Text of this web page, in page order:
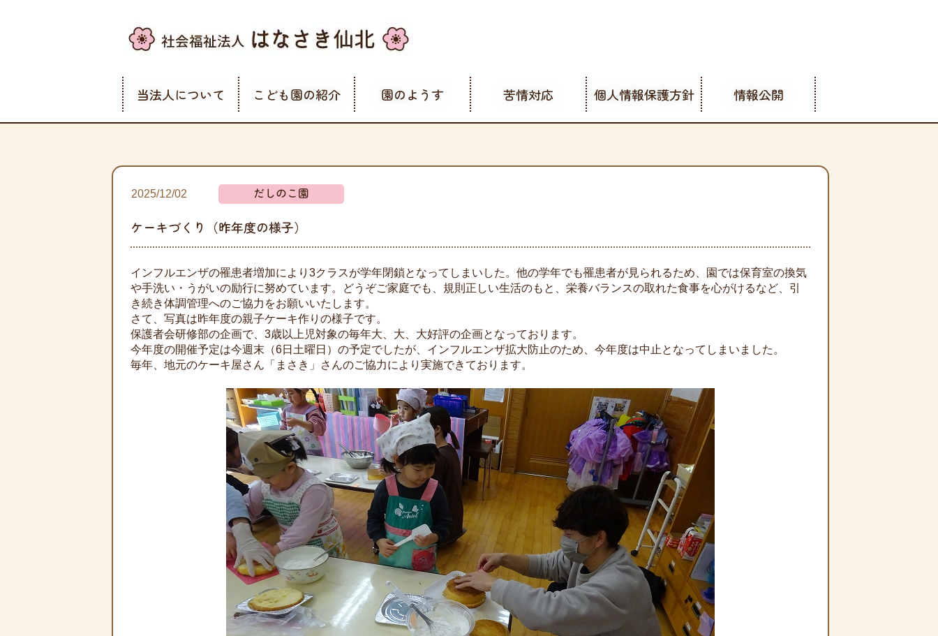
当法人について こども園の紹介 園のようす 苦情対応 個人情報保護方針 情報公開
2025/12/02 だしのこ園
ケーキづくり（昨年度の様子）
インフルエンザの罹患者増加により3クラスが学年閉鎖となってしまいした。他の学年でも罹患者が見られるため、園では保育室の換気
や手洗い・うがいの励行に努めています。どうぞご家庭でも、規則正しい生活のもと、栄養バランスの取れた食事を心がけるなど、引
き続き体調管理へのご協力をお願いいたします。
さて、写真は昨年度の親子ケーキ作りの様子です。
保護者会研修部の企画で、3歳以上児対象の毎年大、大、大好評の企画となっております。
今年度の開催予定は今週末（6日土曜日）の予定でしたが、インフルエンザ拡大防止のため、今年度は中止となってしまいました。
毎年、地元のケーキ屋さん「まさき」さんのご協力により実施できております。